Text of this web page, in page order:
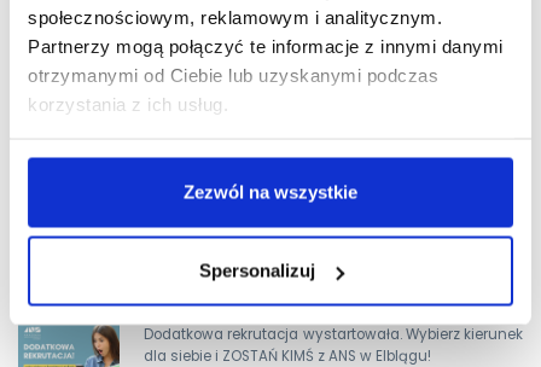
społecznościowym, reklamowym i analitycznym.
Partnerzy mogą połączyć te informacje z innymi danymi
otrzymanymi od Ciebie lub uzyskanymi podczas
korzystania z ich usług.
Zezwól na wszystkie
Spersonalizuj
OSTATNIE AKTUALNOŚCI
Dodatkowa rekrutacja wystartowała. Wybierz kierunek
dla siebie i ZOSTAŃ KIMŚ z ANS w Elblągu!